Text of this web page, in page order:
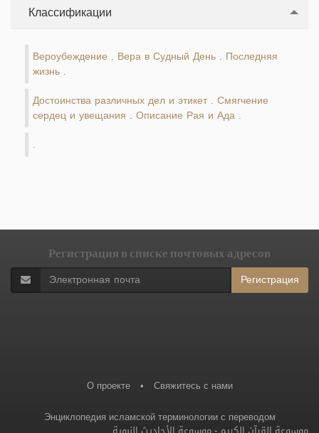
Классификации
Вероубеждение Вера в Судный День Последняя
жизнь
Достоинства различных дел и этикет Смягчение
сердец и увещания Описание Рая и Ада
Регистрация в списке почтовых адресов
Регистрация
О проекте • Свяжитесь с нами
Энциклопедия исламской терминологии с переводом